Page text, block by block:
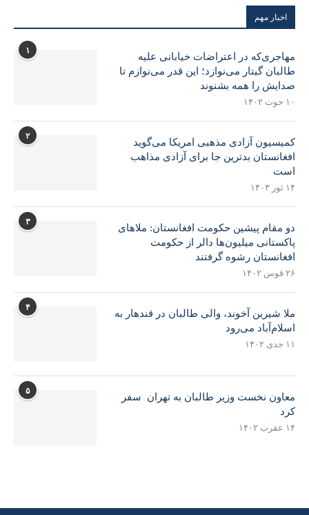
اخبار مهم
۱
مهاجری‌که در اعتراضات خیابانی علیه
طالبان گیتار می‌نوازد؛ این قدر می‌نوازم تا
صدایش را همه بشنوند
۱۰ حوت ۱۴۰۲
۲
کمیسیون آزادی مذهبی امریکا می‌گوید
افغانستان بدترین جا برای آزادی مذاهب
است
۱۴ ثور ۱۴۰۳
۳
دو مقام پیشین حکومت افغانستان: ملاهای
پاکستانی میلیون‌ها دالر از حکومت
افغانستان رشوه گرفتند
۲۶ قوس ۱۴۰۲
۴
ملا شیرین آخوند، والی طالبان در قندهار به
اسلام‌آباد می‌رود
۱۱ جدی ۱۴۰۲
۵
معاون نخست وزیر طالبان به تهران سفر
کرد
۱۴ عقرب ۱۴۰۲